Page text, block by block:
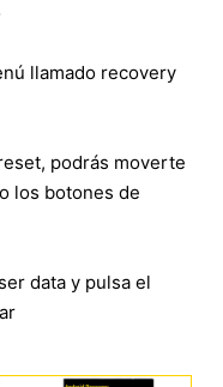
llamado recovery
podrás moverte
los botones de
data y pulsa el